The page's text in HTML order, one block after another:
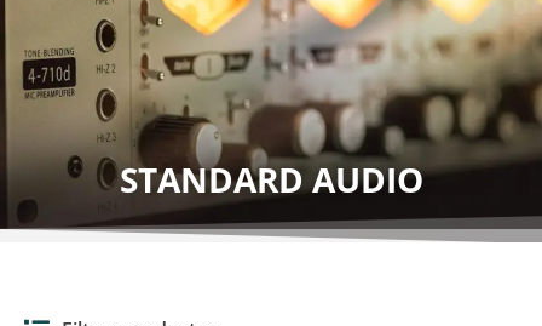
STANDARD AUDIO